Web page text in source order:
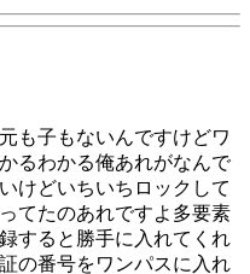
も子もないんですけどワ
るわかる俺あれがなんで
けどいちいちロックして
てたのあれですよ多要素
すると勝手に入れてくれ
の番号をワンパスに入れ